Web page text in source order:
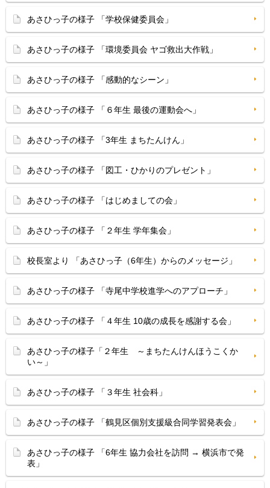
あさひっ子の様子 「学校保健委員会」
あさひっ子の様子 「環境委員会 ヤゴ救出大作戦」
あさひっ子の様子 「感動的なシーン」
あさひっ子の様子 「６年生 最後の運動会へ」
あさひっ子の様子 「3年生 まちたんけん」
あさひっ子の様子 「図工・ひかりのプレゼント」
あさひっ子の様子 「はじめましての会」
あさひっ子の様子 「２年生 学年集会」
校長室より 「あさひっ子（6年生）からのメッセージ」
あさひっ子の様子 「寺尾中学校進学へのアプローチ」
あさひっ子の様子 「４年生 10歳の成長を感謝する会」
あさひっ子の様子「２年生 ～まちたんけんほうこくか
い～」
あさひっ子の様子 「３年生 社会科」
あさひっ子の様子 「鶴見区個別支援級合同学習発表会」
あさひっ子の様子 「6年生 協力会社を訪問 → 横浜市で発
表」